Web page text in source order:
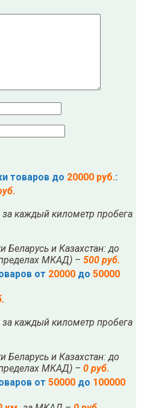
товаров до 20000 руб.:
за каждый километр пробега
Беларусь и Казахстан: до
МКАД) – 500 руб.
от 20000 до 50000
за каждый километр пробега
Беларусь и Казахстан: до
МКАД) – 0 руб.
от 50000 до 100000